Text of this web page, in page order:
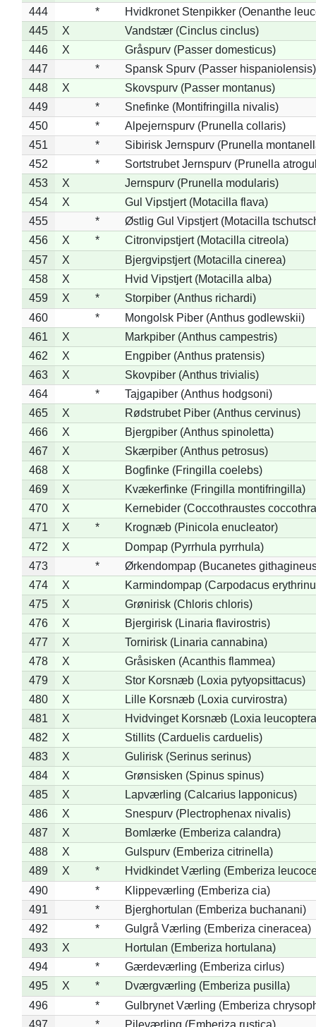
444
*
Hvidkronet Stenpikker (Oenanthe
445
X
Vandstær (Cinclus cinclus)
446
X
Gråspurv (Passer domesticus)
447
*
Spansk Spurv (Passer hispaniolensis)
448
X
Skovspurv (Passer montanus)
449
*
Snefinke (Montifringilla nivalis)
450
*
Alpejernspurv (Prunella collaris)
451
*
Sibirisk Jernspurv (Prunella
452
*
Sortstrubet Jernspurv (Prunella
453
X
Jernspurv (Prunella modularis)
454
X
Gul Vipstjert (Motacilla flava)
455
*
Østlig Gul Vipstjert (Motacilla
456
X *
Citronvipstjert (Motacilla citreola)
457
X
Bjergvipstjert (Motacilla cinerea)
458
X
Hvid Vipstjert (Motacilla alba)
459
X *
Storpiber (Anthus richardi)
460
*
Mongolsk Piber (Anthus godlewskii)
461
X
Markpiber (Anthus campestris)
462
X
Engpiber (Anthus pratensis)
463
X
Skovpiber (Anthus trivialis)
464
*
Tajgapiber (Anthus hodgsoni)
465
X
Rødstrubet Piber (Anthus cervinus)
466
X
Bjergpiber (Anthus spinoletta)
467
X
Skærpiber (Anthus petrosus)
468
X
Bogfinke (Fringilla coelebs)
469
X
Kvækerfinke (Fringilla montifringilla)
470
X
Kernebider (Coccothraustes
471
X *
Krognæb (Pinicola enucleator)
472
X
Dompap (Pyrrhula pyrrhula)
473
*
Ørkendompap (Bucanetes
474
X
Karmindompap (Carpodacus
475
X
Grønirisk (Chloris chloris)
476
X
Bjergirisk (Linaria flavirostris)
477
X
Tornirisk (Linaria cannabina)
478
X
Gråsisken (Acanthis flammea)
479
X
Stor Korsnæb (Loxia pytyopsittacus)
480
X
Lille Korsnæb (Loxia curvirostra)
481
X
Hvidvinget Korsnæb (Loxia
482
X
Stillits (Carduelis carduelis)
483
X
Gulirisk (Serinus serinus)
484
X
Grønsisken (Spinus spinus)
485
X
Lapværling (Calcarius lapponicus)
486
X
Snespurv (Plectrophenax nivalis)
487
X
Bomlærke (Emberiza calandra)
488
X
Gulspurv (Emberiza citrinella)
489
X *
Hvidkindet Værling (Emberiza
490
*
Klippeværling (Emberiza cia)
491
*
Bjerghortulan (Emberiza buchanani)
492
*
Gulgrå Værling (Emberiza cineracea)
493
X
Hortulan (Emberiza hortulana)
494
*
Gærdeværling (Emberiza cirlus)
495
X *
Dværgværling (Emberiza pusilla)
496
*
Gulbrynet Værling (Emberiza
497
* Pileværling (Emberiza rustica)